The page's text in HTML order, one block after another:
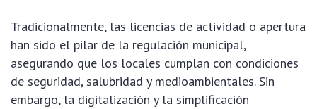
Tradicionalmente, las licencias de actividad o apertura
han sido el pilar de la regulación municipal,
asegurando que los locales cumplan con condiciones
de seguridad, salubridad y medioambientales. Sin
embargo, la digitalización y la simplificación